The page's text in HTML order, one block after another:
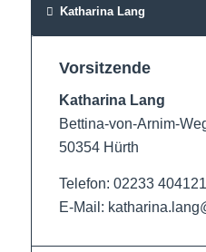
Katharina Lang
Vorsitzende
Katharina Lang
Bettina-von-Arnim-
50354 Hürth
Telefon: 02233
E-Mail: